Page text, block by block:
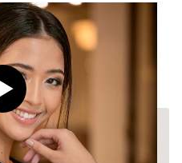
Play video CLEAR Men